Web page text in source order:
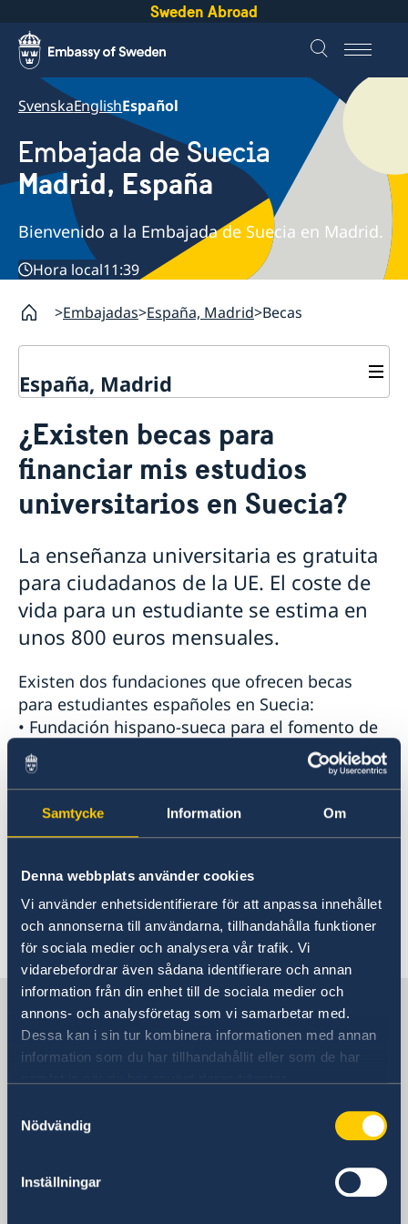
Samtycke Information Om
Denna webbplats använder cookies
Vi använder enhetsidentifierare för att anpassa innehållet
och annonserna till användarna, tillhandahålla funktioner
för sociala medier och analysera vår trafik. Vi
vidarebefordrar även sådana identifierare och annan
information från din enhet till de sociala medier och
annons- och analysföretag som vi samarbetar med.
Dessa kan i sin tur kombinera informationen med annan
information som du har tillhandahållit eller som de har
Nödvändig
Inställningar
Sweden Abroad
SvenskaEnglishEspañol
Embajada de Suecia
Madrid, España
Bienvenido a la Embajada de Suecia en Madrid.
Hora local11:39
Embajadas España, Madrid Becas
España, Madrid
Sobre nosotros
Personal en la embajada
Reglamento General de Protección de Datos (RGPD)
Solicitud de acceso a documentos públicos
Noticias
Noticias
Prioridades en la promoción cultural y comercial
¿Existen becas para
financiar mis estudios
universitarios en Suecia?
La enseñanza universitaria es gratuita
para ciudadanos de la UE. El coste de
vida para un estudiante se estima en
unos 800 euros mensuales.
Existen dos fundaciones que ofrecen becas
para estudiantes españoles en Suecia:
• Fundación hispano-sueca para el fomento de
estudio (a nivel de licenciatura):
www.stipfond.se
• Fundación Margit y Folke Perzon (para
masters y doctorados):www.becas.com
También se recomienda contactar con cada
universidad sobre otras posibilidades de becas.
Última actualización 30 ago 2018, 15.23
Suecia en España
Embajada
Calle Caracas 25
Dirección postal